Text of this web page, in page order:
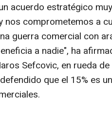
acuerdo estratégico
nos comprometemos a
guerra comercial con
a nadie", ha
Sefcovic, en rueda
que el 15% es